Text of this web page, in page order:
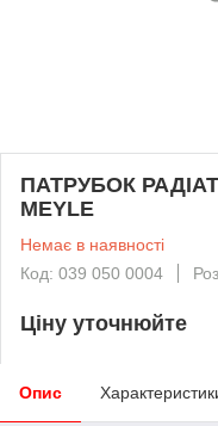
ПАТРУБОК
MEYLE
Немає в наявності
Код: 039 050 0004
Ціну уточнюйте
Опис